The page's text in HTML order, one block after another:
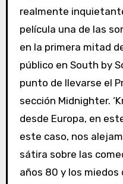
realmente
película una de las
en la primera mitad
público en South by
punto de llevarse el
sección Midnighter.
desde Europa, en
este caso, nos
sátira sobre las
años 80 y los miedos